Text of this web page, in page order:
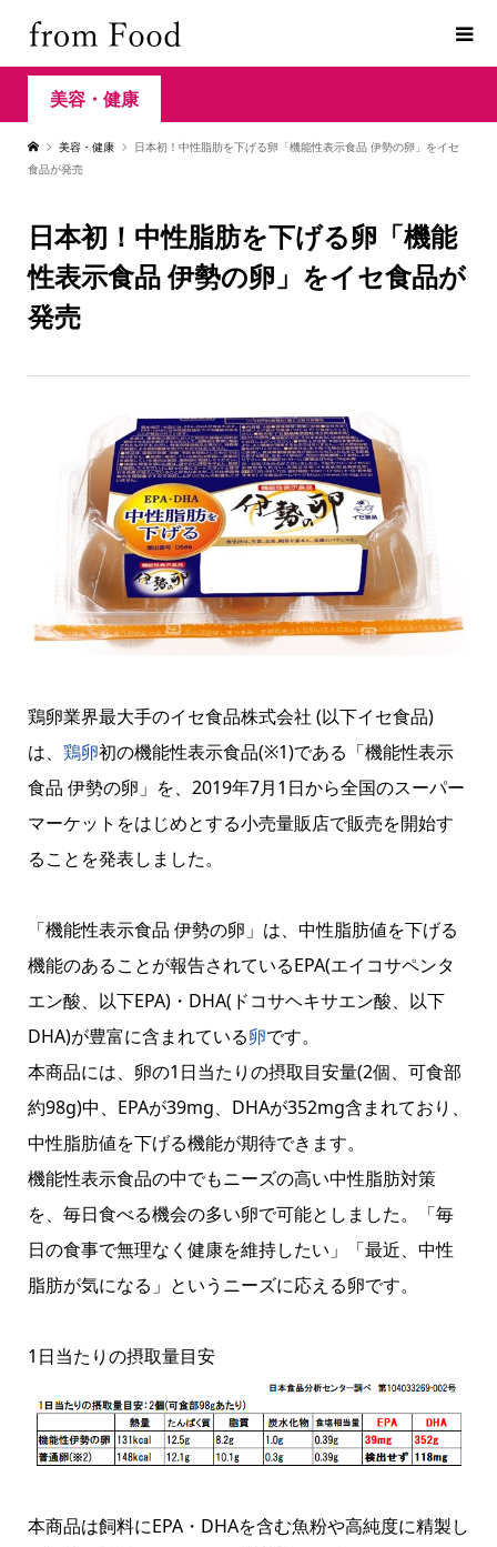
美容・健康
美容・健康
日本初！中性脂肪を下げる卵「機能性表示食品 伊勢の卵」をイセ
食品が発売
日本初！中性脂肪を下げる卵「機能
性表示食品 伊勢の卵」をイセ食品が
発売
鶏卵業界最大手のイセ食品株式会社 (以下イセ食品)
は、 鶏卵初の機能性表示食品(※1)である「機能性表示
食品 伊勢の卵」を、2019年7月1日から全国のスーパー
マーケットをはじめとする小売量販店で販売を開始す
ることを発表しました。
「機能性表示食品 伊勢の卵」は、中性脂肪値を下げる
機能のあることが報告されているEPA(エイコサペンタ
エン酸、以下EPA)・DHA(ドコサヘキサエン酸、以下
DHA)が豊富に含まれている卵です。
本商品には、卵の1日当たりの摂取目安量(2個、可食部
約98g)中、EPAが39mg、DHAが352mg含まれており、
中性脂肪値を下げる機能が期待できます。
機能性表示食品の中でもニーズの高い中性脂肪対策
を、毎日食べる機会の多い卵で可能としました。「毎
日の食事で無理なく健康を維持したい」「最近、中性
脂肪が気になる」というニーズに応える卵です。
1日当たりの摂取量目安
本商品は飼料にEPA・DHAを含む魚粉や高純度に精製し